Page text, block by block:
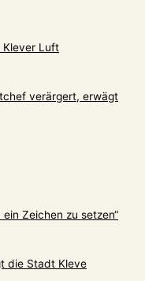
Klever Luft
verärgert, erwägt
Zeichen zu setzen“
die Stadt Kleve